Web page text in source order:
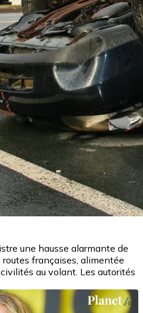
une hausse alarmante de
françaises, alimentée
au volant. Les autorités